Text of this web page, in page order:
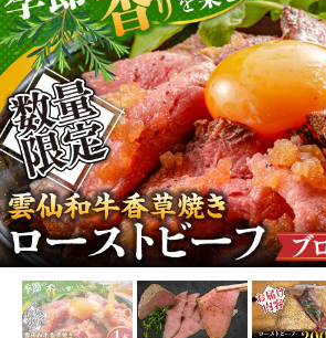
TOP 肉 牛肉 ほかの牛肉